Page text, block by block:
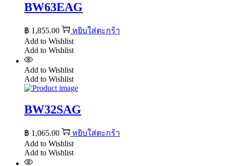
BW63EAG
฿ 1,855.00
หยิบใส่ตะกร้า
Add to Wishlist
Add to Wishlist
Add to Wishlist
Add to Wishlist
BW32SAG
฿ 1,065.00
หยิบใส่ตะกร้า
Add to Wishlist
Add to Wishlist